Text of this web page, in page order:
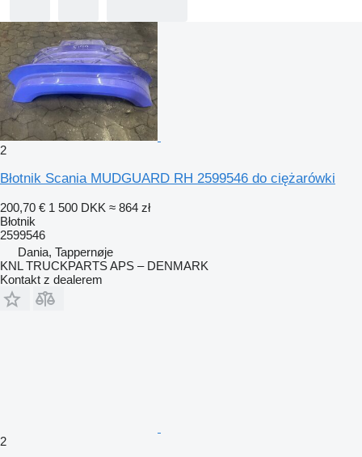
2
Błotnik Scania MUDGUARD RH 2599546 do ciężarówki
200,70 € 1 500 DKK ≈ 864 zł
Błotnik
2599546
Dania, Tappernøje
KNL TRUCKPARTS APS – DENMARK
Kontakt z dealerem
2